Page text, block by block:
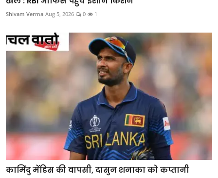
Shivam Verma Aug 5, 2026 0 1
कामिंदु मेंडिस की वापसी, दासुन शनाका को कप्तानी